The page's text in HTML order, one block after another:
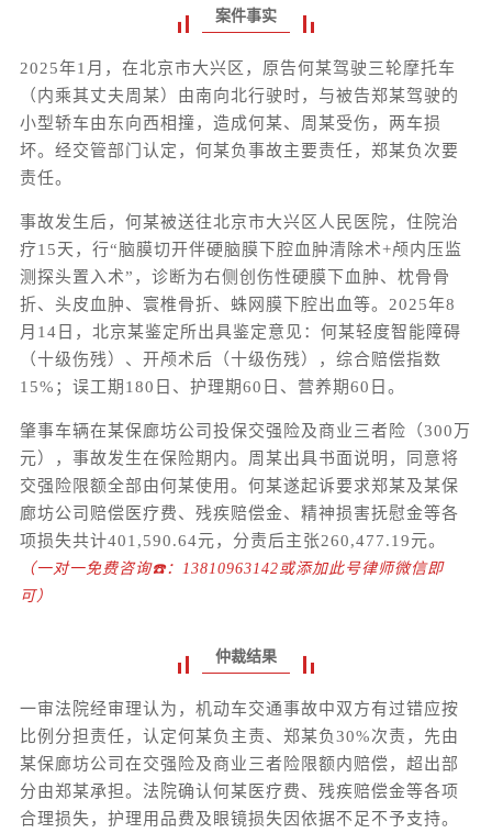
案件事实
2025年1月，在北京市大兴区，原告何某驾驶三轮摩托车
（内乘其丈夫周某）由南向北行驶时，与被告郑某驾驶的
小型轿车由东向西相撞，造成何某、周某受伤，两车损
坏。经交管部门认定，何某负事故主要责任，郑某负次要
责任。
事故发生后，何某被送往北京市大兴区人民医院，住院治
疗15天，行“脑膜切开伴硬脑膜下腔血肿清除术+颅内压监
测探头置入术”，诊断为右侧创伤性硬膜下血肿、枕骨骨
折、头皮血肿、寰椎骨折、蛛网膜下腔出血等。2025年8
月14日，北京某鉴定所出具鉴定意见：何某轻度智能障碍
（十级伤残）、开颅术后（十级伤残），综合赔偿指数
15%；误工期180日、护理期60日、营养期60日。
肇事车辆在某保廊坊公司投保交强险及商业三者险（300万
元），事故发生在保险期内。周某出具书面说明，同意将
交强险限额全部由何某使用。何某遂起诉要求郑某及某保
廊坊公司赔偿医疗费、残疾赔偿金、精神损害抚慰金等各
项损失共计401,590.64元，分责后主张260,477.19元。
（一对一免费咨询☎️：13810963142或添加此号律师微信即
可）
仲裁结果
一审法院经审理认为，机动车交通事故中双方有过错应按
比例分担责任，认定何某负主责、郑某负30%次责，先由
某保廊坊公司在交强险及商业三者险限额内赔偿，超出部
分由郑某承担。法院确认何某医疗费、残疾赔偿金等各项
合理损失，护理用品费及眼镜损失因依据不足不予支持。